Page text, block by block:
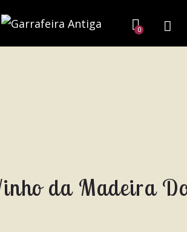
0
da Madeira